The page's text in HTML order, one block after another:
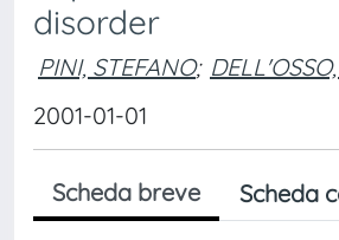
disorder
PINI, STEFANO;
2001-01-01
Scheda breve Scheda